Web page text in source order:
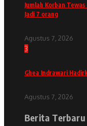
Jumlah Korban
Jadi 7 orang
Agustus 7, 2026
3
Ghea Indrawari
Agustus 7, 2026
Berita Terbaru